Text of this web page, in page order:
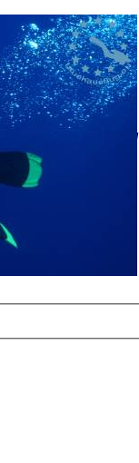
und
ist auf